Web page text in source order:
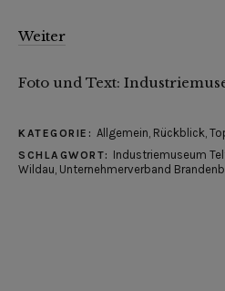
Weiter
Foto und Text:
KATEGORIE: Allgemein, Rückblick,
SCHLAGWORT: Industriemuseum
Wildau, Unternehmerverband